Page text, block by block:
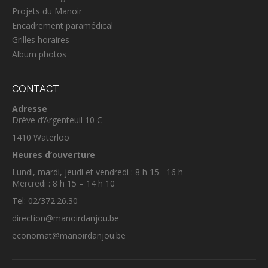
Projets du Manoir
Encadrement paramédical
Grilles horaires
Album photos
CONTACT
Adresse
Drève d’Argenteuil 10 C
1410 Waterloo
Heures d’ouverture
Lundi, mardi, jeudi et vendredi : 8 h 15 –16 h
Mercredi : 8 h 15 – 14 h 10
Tel: 02/372.26.30
direction@manoirdanjou.be
economat@manoirdanjou.be